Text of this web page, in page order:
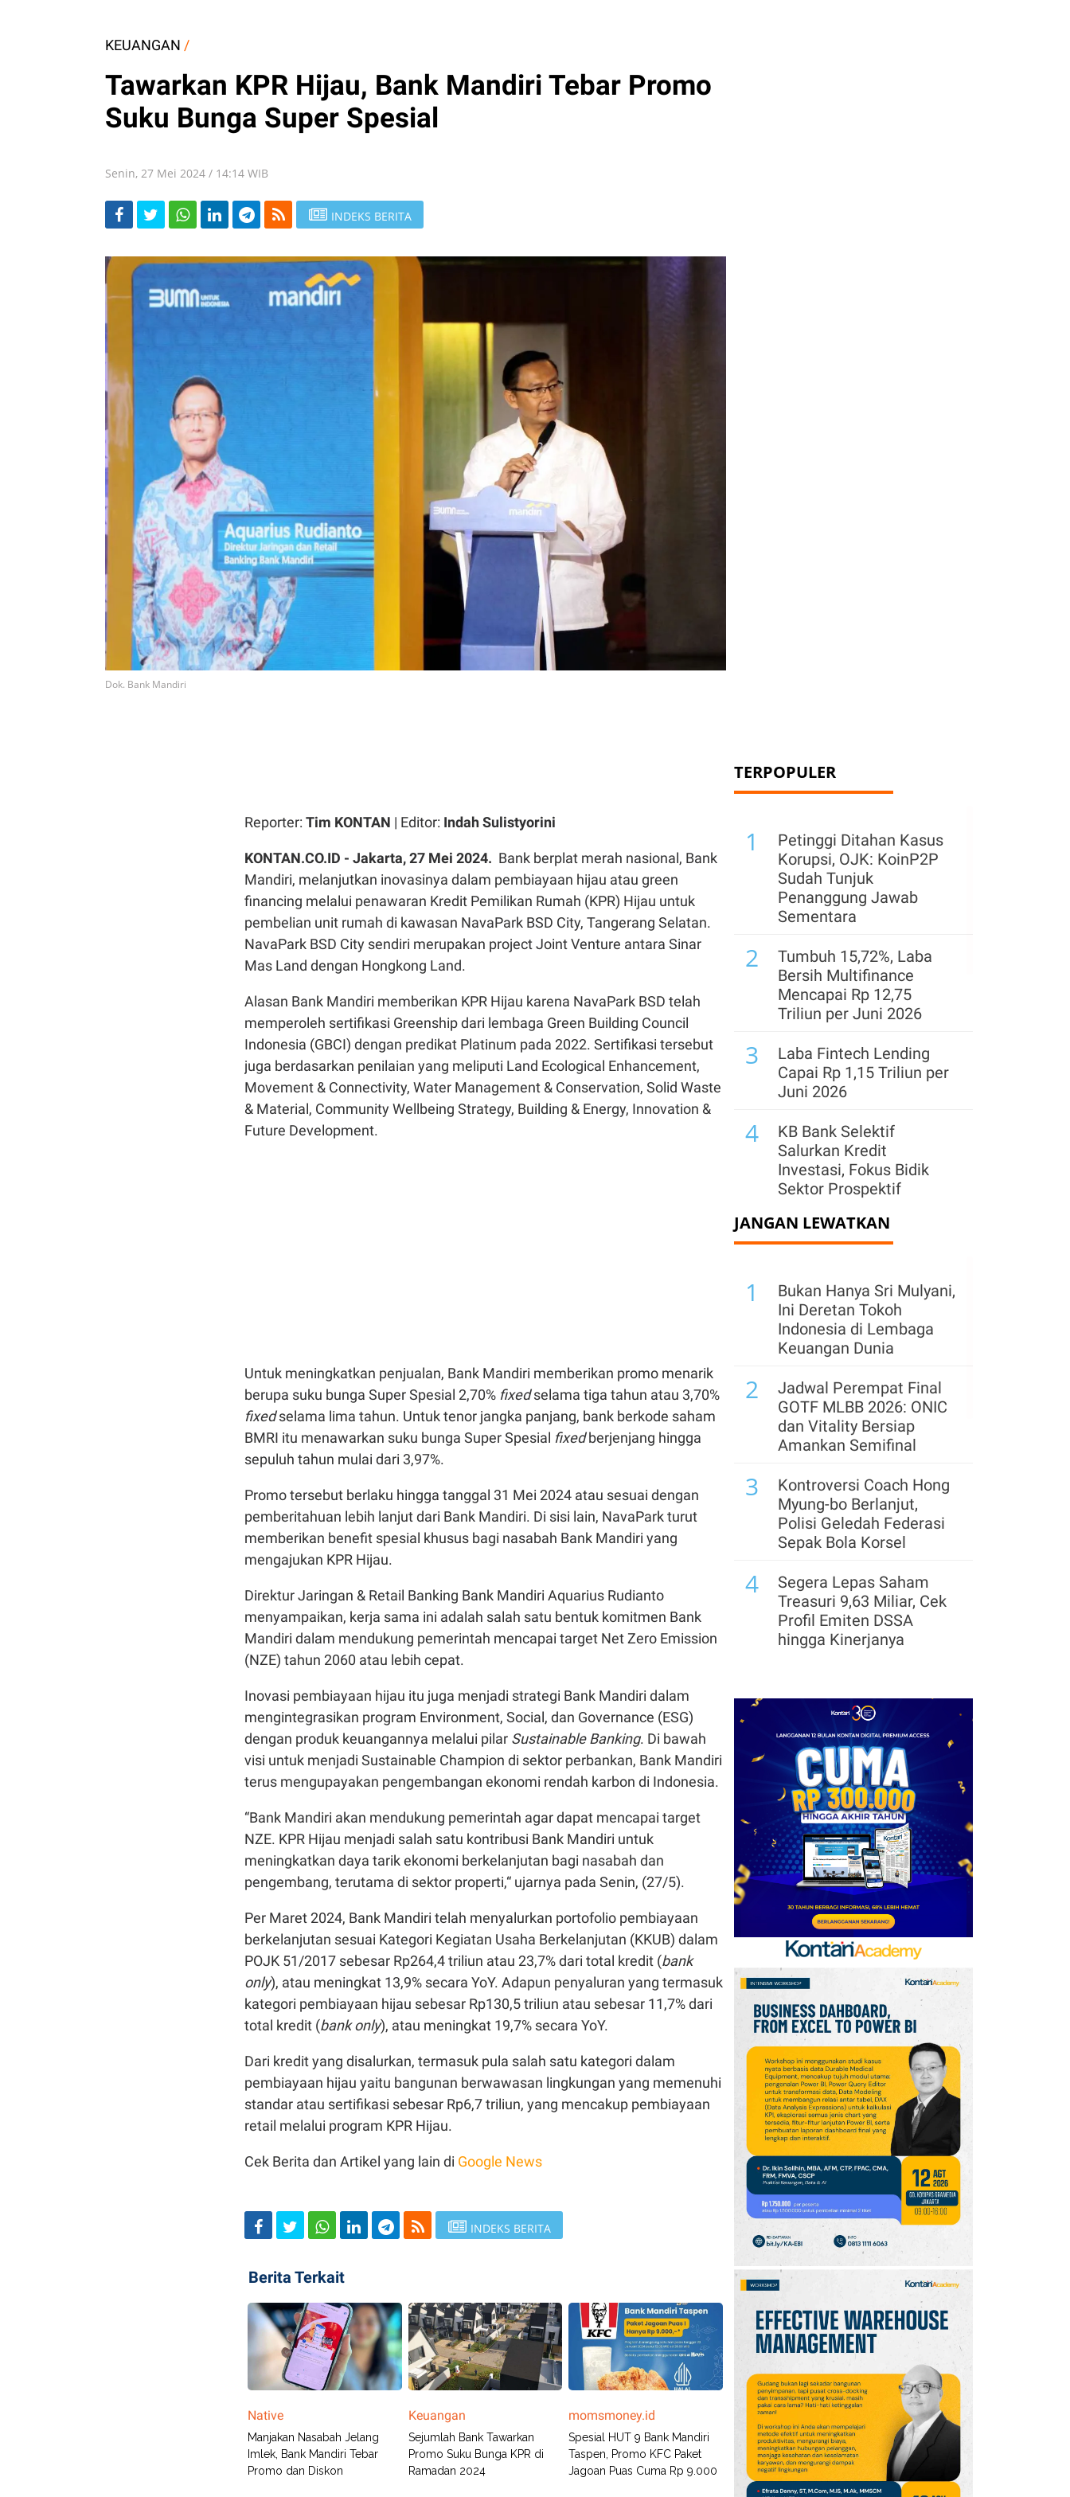
KEUANGAN /
Tawarkan KPR Hijau, Bank Mandiri Tebar Promo
Suku Bunga Super Spesial
Senin, 27 Mei 2024 / 14:14 WIB
INDEKS BERITA
Dok. Bank Mandiri
Reporter: Tim KONTAN | Editor: Indah Sulistyorini
KONTAN.CO.ID - Jakarta, 27 Mei 2024. Bank berplat merah nasional, Bank
Mandiri, melanjutkan inovasinya dalam pembiayaan hijau atau green
financing melalui penawaran Kredit Pemilikan Rumah (KPR) Hijau untuk
pembelian unit rumah di kawasan NavaPark BSD City, Tangerang Selatan.
NavaPark BSD City sendiri merupakan project Joint Venture antara Sinar
Mas Land dengan Hongkong Land.
Alasan Bank Mandiri memberikan KPR Hijau karena NavaPark BSD telah
memperoleh sertifikasi Greenship dari lembaga Green Building Council
Indonesia (GBCI) dengan predikat Platinum pada 2022. Sertifikasi tersebut
juga berdasarkan penilaian yang meliputi Land Ecological Enhancement,
Movement & Connectivity, Water Management & Conservation, Solid Waste
& Material, Community Wellbeing Strategy, Building & Energy, Innovation &
Future Development.
Untuk meningkatkan penjualan, Bank Mandiri memberikan promo menarik
berupa suku bunga Super Spesial 2,70% fixedselama tiga tahun atau 3,70%
fixedselama lima tahun. Untuk tenor jangka panjang, bank berkode saham
BMRI itu menawarkan suku bunga Super Spesial fixedberjenjang hingga
sepuluh tahun mulai dari 3,97%.
Promo tersebut berlaku hingga tanggal 31 Mei 2024 atau sesuai dengan
pemberitahuan lebih lanjut dari Bank Mandiri. Di sisi lain, NavaPark turut
memberikan benefit spesial khusus bagi nasabah Bank Mandiri yang
mengajukan KPR Hijau.
Direktur Jaringan & Retail Banking Bank Mandiri Aquarius Rudianto
menyampaikan, kerja sama ini adalah salah satu bentuk komitmen Bank
Mandiri dalam mendukung pemerintah mencapai target Net Zero Emission
(NZE) tahun 2060 atau lebih cepat.
Inovasi pembiayaan hijau itu juga menjadi strategi Bank Mandiri dalam
mengintegrasikan program Environment, Social, dan Governance (ESG)
dengan produk keuangannya melalui pilar Sustainable Banking. Di bawah
visi untuk menjadi Sustainable Champion di sektor perbankan, Bank Mandiri
terus mengupayakan pengembangan ekonomi rendah karbon di Indonesia.
“Bank Mandiri akan mendukung pemerintah agar dapat mencapai target
NZE. KPR Hijau menjadi salah satu kontribusi Bank Mandiri untuk
meningkatkan daya tarik ekonomi berkelanjutan bagi nasabah dan
pengembang, terutama di sektor properti,“ ujarnya pada Senin, (27/5).
Per Maret 2024, Bank Mandiri telah menyalurkan portofolio pembiayaan
berkelanjutan sesuai Kategori Kegiatan Usaha Berkelanjutan (KKUB) dalam
POJK 51/2017 sebesar Rp264,4 triliun atau 23,7% dari total kredit (bank
only), atau meningkat 13,9% secara YoY. Adapun penyaluran yang termasuk
kategori pembiayaan hijau sebesar Rp130,5 triliun atau sebesar 11,7% dari
total kredit (bank only), atau meningkat 19,7% secara YoY.
Dari kredit yang disalurkan, termasuk pula salah satu kategori dalam
pembiayaan hijau yaitu bangunan berwawasan lingkungan yang memenuhi
standar atau sertifikasi sebesar Rp6,7 triliun, yang mencakup pembiayaan
retail melalui program KPR Hijau.
Cek Berita dan Artikel yang lain di Google News
INDEKS BERITA
Berita Terkait
Native
Manjakan Nasabah Jelang
Imlek, Bank Mandiri Tebar
Promo dan Diskon
Keuangan
Sejumlah Bank Tawarkan
Promo Suku Bunga KPR di
Ramadan 2024
momsmoney.id
Spesial HUT 9 Bank Mandiri
Taspen, Promo KFC Paket
Jagoan Puas Cuma Rp 9.000
TERPOPULER
1
Petinggi Ditahan Kasus
Korupsi, OJK: KoinP2P
Sudah Tunjuk
Penanggung Jawab
Sementara
2
Tumbuh 15,72%, Laba
Bersih Multifinance
Mencapai Rp 12,75
Triliun per Juni 2026
3
Laba Fintech Lending
Capai Rp 1,15 Triliun per
Juni 2026
4
KB Bank Selektif
Salurkan Kredit
Investasi, Fokus Bidik
Sektor Prospektif
5
Cetak Net Buy, Big Banks
Kompak Menghijau di
Pekan Ini
BCA Salurkan Kedit
Produktif Rp 802 Triliun
hingga Juni 2026
7
CIMB Niaga Gandeng
Ajaib Perkuat Produk
Investasi di OCTO, Incar
8
Simpanan Nasabah
Jumbo BCA Tumbuh 15%
pada Semester I-2026
9
Diterpa Gagal Bayar, OJK
Sebut iGrow Berfokus
Selesaikan Pembiayaan
Bermasalah
Muamalat Perluas
Ekosistem Haji Nasional
JANGAN LEWATKAN
1
Bukan Hanya Sri Mulyani,
Ini Deretan Tokoh
Indonesia di Lembaga
Keuangan Dunia
2
Jadwal Perempat Final
GOTF MLBB 2026: ONIC
dan Vitality Bersiap
Amankan Semifinal
3
Kontroversi Coach Hong
Myung-bo Berlanjut,
Polisi Geledah Federasi
Sepak Bola Korsel
4
Segera Lepas Saham
Treasuri 9,63 Miliar, Cek
Profil Emiten DSSA
hingga Kinerjanya
Mobile Update 7 Agustus
2026: Klaim Ribuan
Gems Gratis!
Arsenal Perpanjang
Kerja Sama dengan
Emirates hingga 2033, Ini
Detail Kemitraannya
7
Promo Alfamart Murah
Banget 7–13 Agustus
2026, Sunlight hingga
Bebelac Diskon
8
FIFA Akhirnya Cairkan
Hadiah Timnas Yordania
yang Tertunda 8 Bulan
9
Klasemen Grup A Piala
AFF 2026: Ini Skenario
Indonesia Lolos ke
Semifinal
10 Promo JSM Superindo
7–9 Agustus 2026,
Minyak Goreng Rp37.900
hingga Buah Diskon 50%